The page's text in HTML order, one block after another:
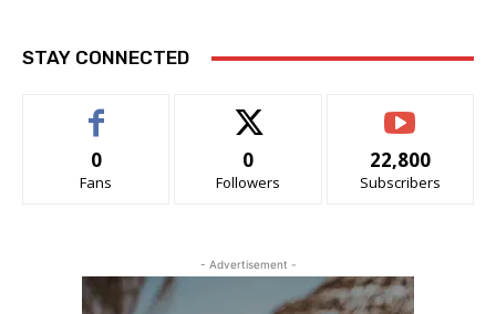
STAY CONNECTED
0
Fans
0
Followers
22,800
Subscribers
- Advertisement -